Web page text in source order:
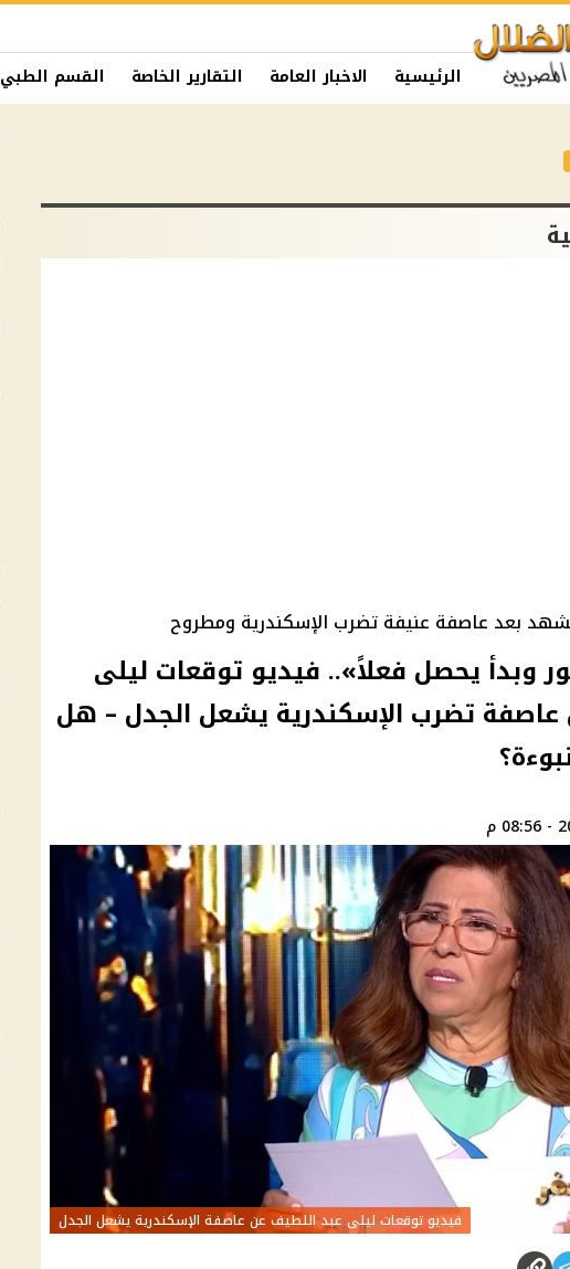
الرئيسية الاخبار العامة التقارير الخاصة القسم الطبي
بعد عاصفة عنيفة تضرب الإسكندرية ومطروح
وبدأ يحصل فعلاً».. فيديو توقعات ليلى
تضرب الإسكندرية يشعل الجدل – هل
فيديو توقعات ليلى عبد اللطيف عن عاصفة الإسكندرية يشعل الجدل